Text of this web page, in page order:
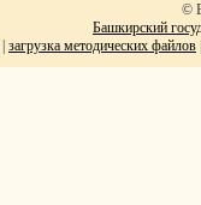
©
Башкирский
загрузка методических файлов